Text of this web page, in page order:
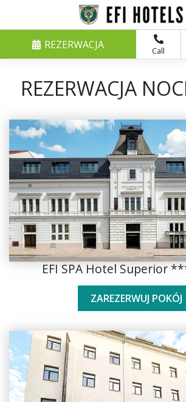
Call
REZERWACJA
REZERWACJA
EFI SPA Hotel Superior
ZAREZERWUJ POKÓJ